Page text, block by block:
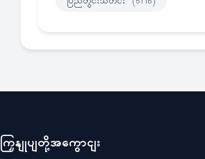
ကြှနျုပျတို့အကွောငျး